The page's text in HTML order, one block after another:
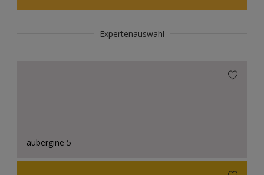
Expertenauswahl
aubergine 5